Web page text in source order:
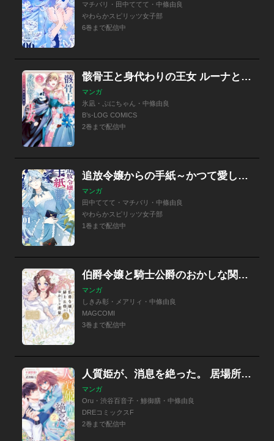
マチバリ・田中ててて・中條由良
やわらかスピリッツ女子部
6巻まで配信中
骸骨王と身代わりの王女 ルーナと臆病な王様
マンガ
氷凪・ぷにちゃん・中條由良
B’s-LOG COMICS
2巻まで配信中
追放令嬢からの手紙～かつて愛していた皆さまへ 私のことなどお忘れですか？～
マンガ
田中ててて・マチバリ・中條由良
やわらかスピリッツ女子部
1巻まで配信中
伯爵令嬢と騎士公爵のおかしな関係 THE COMIC
マンガ
しきみ彰・メアリィ・中條由良
MAGCOMI
3巻まで配信中
人質姫が、消息を絶った。 居場所をなくした不遇賢姫と黒狼と呼ばれる武骨騎士
マンガ
Oru・渋谷百音子・鯵御膳・中條由良
DREコミックスF
2巻まで配信中